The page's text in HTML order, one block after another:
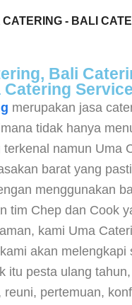
CATERING - BALI
Bali
Catering
merupakan jasa
tidak hanya
terkenal namun Uma
barat yang
menggunakan
tim Chep dan Cook
kami Uma
akan melengkapi
itu pesta ulang
reuni, pertemuan,